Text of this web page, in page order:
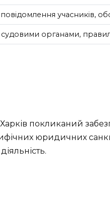
учасників,
органами,
покликаний
юридичних